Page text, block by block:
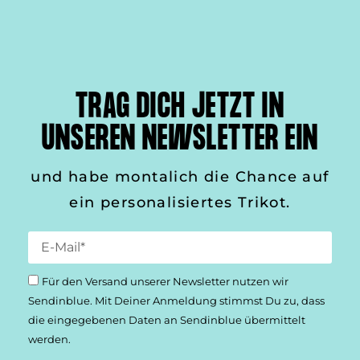
TRAG DICH JETZT IN
UNSEREN NEWSLETTER EIN
und habe montalich die Chance auf
ein personalisiertes Trikot.
Für den Versand unserer Newsletter nutzen wir
Sendinblue. Mit Deiner Anmeldung stimmst Du zu, dass
die einge­gebenen Daten an Sendinblue übermittelt
werden.